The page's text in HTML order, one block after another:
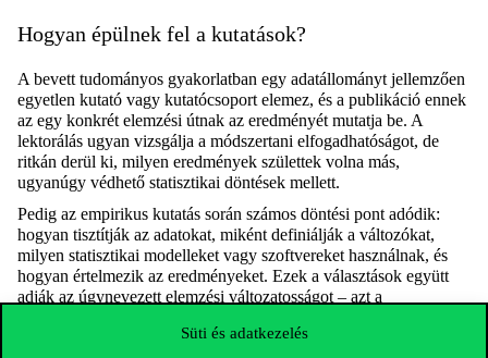
Süti és adatkezelés
Hogyan épülnek fel a kutatások?
A bevett tudományos gyakorlatban egy adatállományt jellemzően
egyetlen kutató vagy kutatócsoport elemez, és a publikáció ennek
az egy konkrét elemzési útnak az eredményét mutatja be. A
lektorálás ugyan vizsgálja a módszertani elfogadhatóságot, de
ritkán derül ki, milyen eredmények születtek volna más,
ugyanúgy védhető statisztikai döntések mellett.
Pedig az empirikus kutatás során számos döntési pont adódik:
hogyan tisztítják az adatokat, miként definiálják a változókat,
milyen statisztikai modelleket vagy szoftvereket használnak, és
hogyan értelmezik az eredményeket. Ezek a választások együtt
adják az úgynevezett elemzési változatosságot – azt a